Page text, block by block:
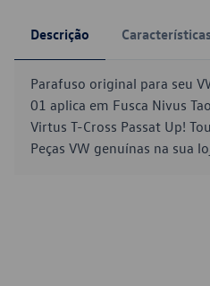
Descrição
Parafuso original para seu
01 aplica em Fusca Nivus
Virtus T-Cross Passat Up!
Peças VW genuínas na sua